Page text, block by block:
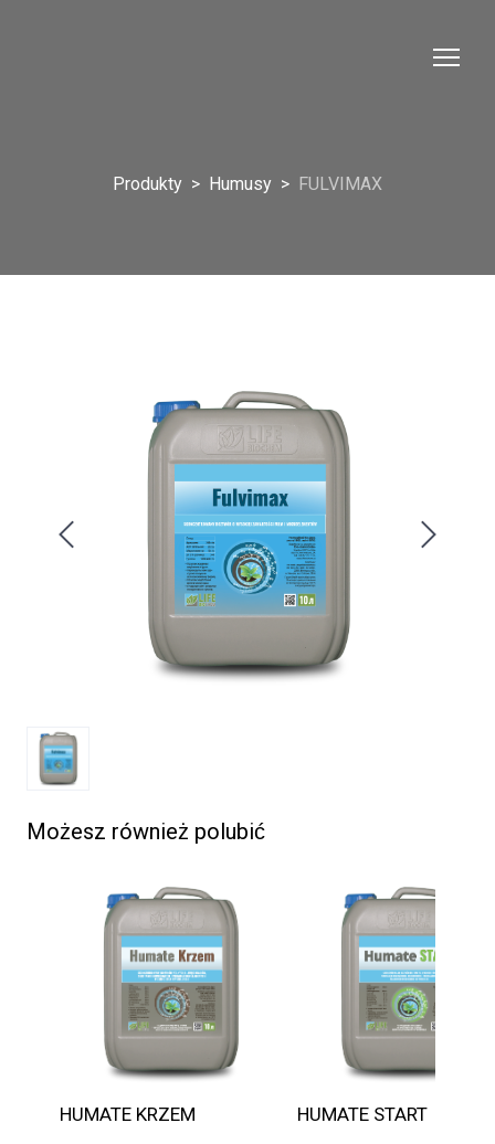
Produkty Humusy FULVIMAX
Możesz również polubić
HUMATE KRZEM HUMATE START